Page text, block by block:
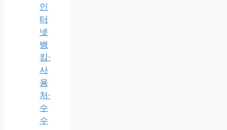
인
터
넷
뱅
킹·
사
용
처·
수
수